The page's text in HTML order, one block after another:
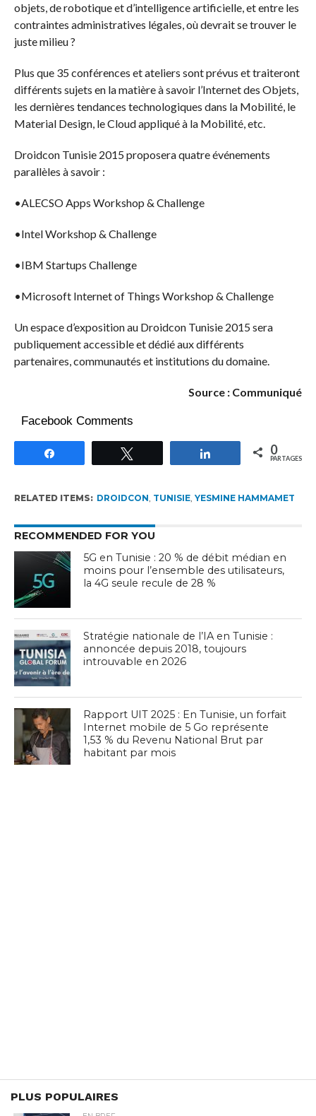
objets, de robotique et d’intelligence artificielle, et entre les
contraintes administratives légales, où devrait se trouver le
juste milieu ?
Plus que 35 conférences et ateliers sont prévus et traiteront
différents sujets en la matière à savoir l’Internet des Objets,
les dernières tendances technologiques dans la Mobilité, le
Material Design, le Cloud appliqué à la Mobilité, etc.
Droidcon Tunisie 2015 proposera quatre événements
parallèles à savoir :
•ALECSO Apps Workshop & Challenge
•Intel Workshop & Challenge
•IBM Startups Challenge
•Microsoft Internet of Things Workshop & Challenge
Un espace d’exposition au Droidcon Tunisie 2015 sera
publiquement accessible et dédié aux différents
partenaires, communautés et institutions du domaine.
Source : Communiqué
Facebook Comments
Partagez 0
PARTAGES
RELATED ITEMS: DROIDCON, TUNISIE, YESMINE HAMMAMET
RECOMMENDED FOR YOU
5G en Tunisie : 20 % de débit médian en
moins pour l’ensemble des utilisateurs,
la 4G seule recule de 28 %
Stratégie nationale de l’IA en Tunisie :
annoncée depuis 2018, toujours
introuvable en 2026
Rapport UIT 2025 : En Tunisie, un forfait
Internet mobile de 5 Go représente
1,53 % du Revenu National Brut par
habitant par mois
PLUS POPULAIRES